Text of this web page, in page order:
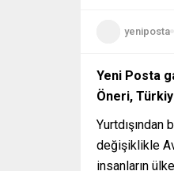
yeniposta
Yeni Posta
Öneri,
Yurtdışından
değişiklikle
insanların